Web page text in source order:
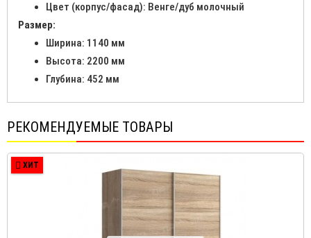
Цвет (корпус/фасад): Венге/дуб молочный
Размер:
Ширина: 1140 мм
Высота: 2200 мм
Глубина: 452 мм
РЕКОМЕНДУЕМЫЕ ТОВАРЫ
ХИТ